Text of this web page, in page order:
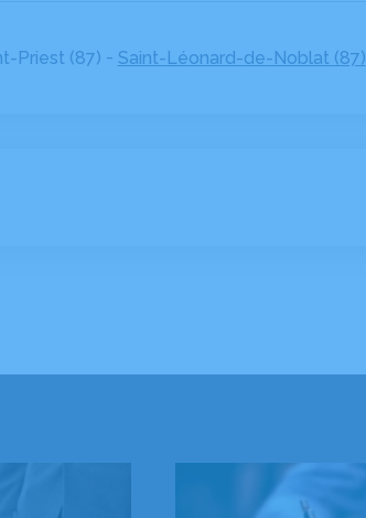
Priest (87) - Saint-Léonard-de-Noblat (87)